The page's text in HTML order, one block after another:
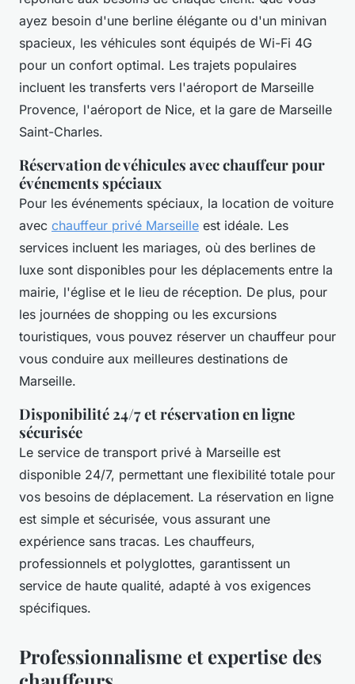
ayez besoin d'une berline élégante ou d'un minivan
spacieux, les véhicules sont équipés de Wi-Fi 4G
pour un confort optimal. Les trajets populaires
incluent les transferts vers l'aéroport de Marseille
Provence, l'aéroport de Nice, et la gare de Marseille
Saint-Charles.
Réservation de véhicules avec chauffeur pour
événements spéciaux
Pour les événements spéciaux, la location de voiture
avec chauffeur privé Marseille est idéale. Les
services incluent les mariages, où des berlines de
luxe sont disponibles pour les déplacements entre la
mairie, l'église et le lieu de réception. De plus, pour
les journées de shopping ou les excursions
touristiques, vous pouvez réserver un chauffeur pour
vous conduire aux meilleures destinations de
Marseille.
Disponibilité 24/7 et réservation en ligne
sécurisée
Le service de transport privé à Marseille est
disponible 24/7, permettant une flexibilité totale pour
vos besoins de déplacement. La réservation en ligne
est simple et sécurisée, vous assurant une
expérience sans tracas. Les chauffeurs,
professionnels et polyglottes, garantissent un
service de haute qualité, adapté à vos exigences
spécifiques.
Professionnalisme et expertise des